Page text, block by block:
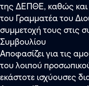
της ΔΕΠΘΕ, καθώς και
του Γραμματέα του
συμμετοχή τους στις
Συμβουλίου
Αποφασίζει για τις
του λοιπού
εκάστοτε ισχύουσες